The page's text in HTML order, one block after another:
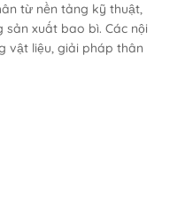
từ nền tảng kỹ thuật,
xuất bao bì. Các nội
vật liệu, giải pháp thân